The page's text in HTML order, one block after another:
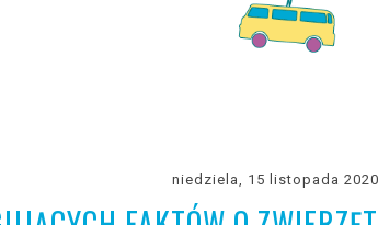
niedziela, 15 listopada 2020